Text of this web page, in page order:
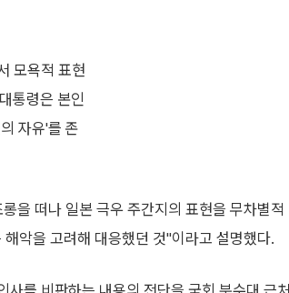
모욕적 표현
통령은 본인
자유'를 존
을 떠나 일본 극우 주간지의 표현을 무차별적
악을 고려해 대응했던 것"이라고 설명했다.